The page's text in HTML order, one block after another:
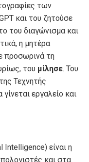
των
και του ζητούσε
του διαγώνισμα και
η μητέρα
προσωρινά τη
του μίλησε. Του
Τεχνητής
εργαλείο και
είναι η
και στα